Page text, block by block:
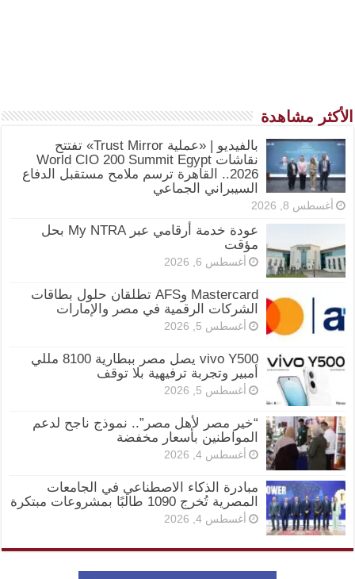
الأكثر مشاهدة
بالفيديو | «عملية Trust Mirror» تفتتح
نقاشات World CIO 200 Summit Egypt
2026.. القاهرة ترسم ملامح مستقبل الدفاع
السيبراني الجماعي
أغسطس 8, 2026
عودة خدمة أرقامي عبر My NTRA بحل
مؤقت
أغسطس 6, 2026
Mastercard وAFS تطلقان حلول بطاقات
الشركات الرقمية في مصر والإمارات
أغسطس 5, 2026
vivo Y500 يصل مصر ببطارية 8100 مللي
أمبير وتجربة ترفيهية بلا توقف
أغسطس 5, 2026
“خير مصر لأهل مصر”.. نموذج ناجح لدعم
المواطنين بأسعار مخفضة
أغسطس 4, 2026
مبادرة الذكاء الاصطناعي في الجامعات
المصرية تُخرج 1090 طالبًا بمشروعات مبتكرة
أغسطس 4, 2026